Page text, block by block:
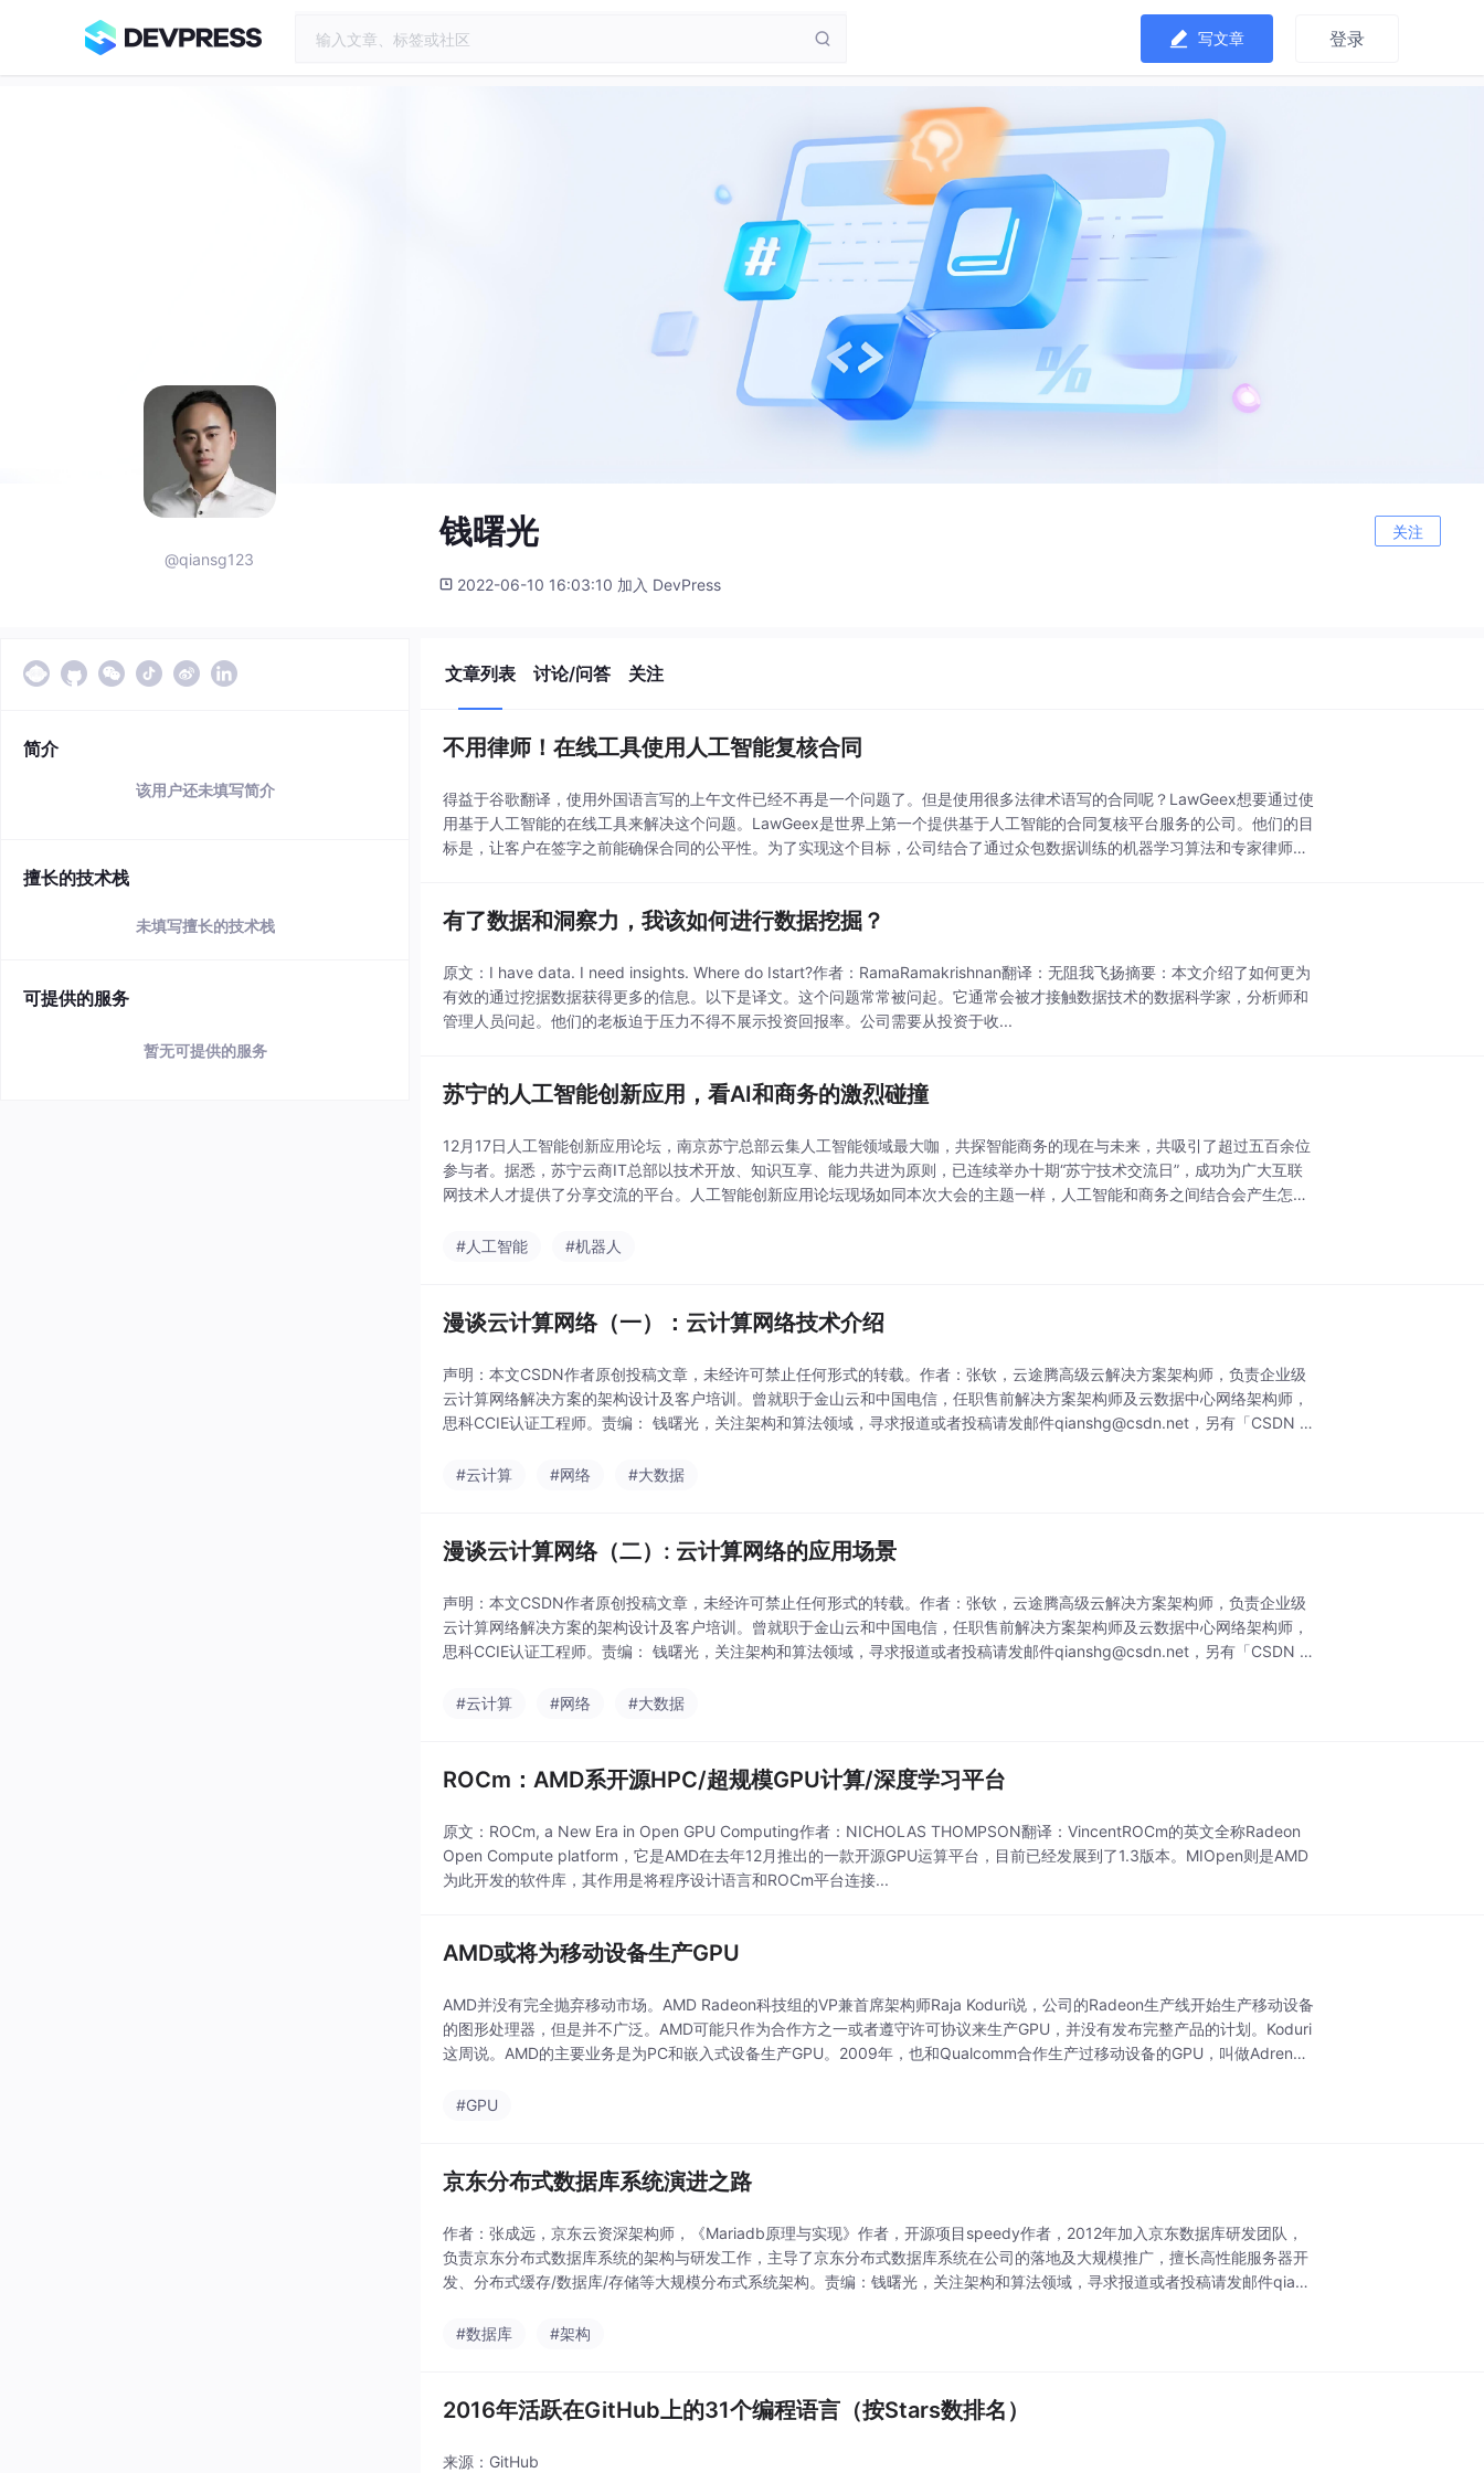
写文章 登录
@qiansg123
钱曙光 关注
2022-06-10 16:03:10 加入 DevPress
简介
该用户还未填写简介
擅长的技术栈
未填写擅长的技术栈
可提供的服务
暂无可提供的服务
文章列表 讨论/问答 关注
不用律师！在线工具使用人工智能复核合同
得益于谷歌翻译，使用外国语言写的上午文件已经不再是一个问题了。但是使用很多法律术语写的合同呢？LawGeex想要通过使
用基于人工智能的在线工具来解决这个问题。LawGeex是世界上第一个提供基于人工智能的合同复核平台服务的公司。他们的目
标是，让客户在签字之前能确保合同的公平性。为了实现这个目标，公司结合了通过众包数据训练的机器学习算法和专家律师的
有了数据和洞察力，我该如何进行数据挖掘？
原文：I have data. I need insights. Where do Istart?作者：RamaRamakrishnan翻译：无阻我飞扬摘要：本文介绍了如何更为
有效的通过挖据数据获得更多的信息。以下是译文。这个问题常常被问起。它通常会被才接触数据技术的数据科学家，分析师和
管理人员问起。他们的老板迫于压力不得不展示投资回报率。公司需要从投资于收...
苏宁的人工智能创新应用，看AI和商务的激烈碰撞
12月17日人工智能创新应用论坛，南京苏宁总部云集人工智能领域最大咖，共探智能商务的现在与未来，共吸引了超过五百余位
参与者。据悉，苏宁云商IT总部以技术开放、知识互享、能力共进为原则，已连续举办十期“苏宁技术交流日”，成功为广大互联
网技术人才提供了分享交流的平台。人工智能创新应用论坛现场如同本次大会的主题一样，人工智能和商务之间结合会产生怎样
#人工智能
#机器人
漫谈云计算网络（一）：云计算网络技术介绍
声明：本文CSDN作者原创投稿文章，未经许可禁止任何形式的转载。作者：张钦，云途腾高级云解决方案架构师，负责企业级
云计算网络解决方案的架构设计及客户培训。曾就职于金山云和中国电信，任职售前解决方案架构师及云数据中心网络架构师，
思科CCIE认证工程师。责编： 钱曙光，关注架构和算法领域，寻求报道或者投稿请发邮件qianshg@csdn.net，另有「CSDN 高
#云计算
#网络 #大数据
漫谈云计算网络（二）: 云计算网络的应用场景
声明：本文CSDN作者原创投稿文章，未经许可禁止任何形式的转载。作者：张钦，云途腾高级云解决方案架构师，负责企业级
云计算网络解决方案的架构设计及客户培训。曾就职于金山云和中国电信，任职售前解决方案架构师及云数据中心网络架构师，
思科CCIE认证工程师。责编： 钱曙光，关注架构和算法领域，寻求报道或者投稿请发邮件qianshg@csdn.net，另有「CSDN 高
#云计算
#网络 #大数据
ROCm：AMD系开源HPC/超规模GPU计算/深度学习平台
原文：ROCm, a New Era in Open GPU Computing作者：NICHOLAS THOMPSON翻译：VincentROCm的英文全称Radeon
Open Compute platform，它是AMD在去年12月推出的一款开源GPU运算平台，目前已经发展到了1.3版本。MIOpen则是AMD
为此开发的软件库，其作用是将程序设计语言和ROCm平台连接...
AMD或将为移动设备生产GPU
AMD并没有完全抛弃移动市场。AMD Radeon科技组的VP兼首席架构师Raja Koduri说，公司的Radeon生产线开始生产移动设备
的图形处理器，但是并不广泛。AMD可能只作为合作方之一或者遵守许可协议来生产GPU，并没有发布完整产品的计划。Koduri
这周说。AMD的主要业务是为PC和嵌入式设备生产GPU。2009年，也和Qualcomm合作生产过移动设备的GPU，叫做Adren
#GPU
京东分布式数据库系统演进之路
作者：张成远，京东云资深架构师，《Mariadb原理与实现》作者，开源项目speedy作者，2012年加入京东数据库研发团队，
负责京东分布式数据库系统的架构与研发工作，主导了京东分布式数据库系统在公司的落地及大规模推广，擅长高性能服务器开
发、分布式缓存/数据库/存储等大规模分布式系统架构。责编：钱曙光，关注架构和算法领域，寻求报道或者投稿请发邮件qians
#数据库
#架构
2016年活跃在GitHub上的31个编程语言（按Stars数排名）
来源：GitHub